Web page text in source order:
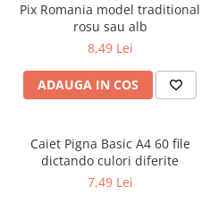
Pix Romania model traditional
rosu sau alb
8,49 Lei
ADAUGA IN COS
Caiet Pigna Basic A4 60 file
dictando culori diferite
7,49 Lei